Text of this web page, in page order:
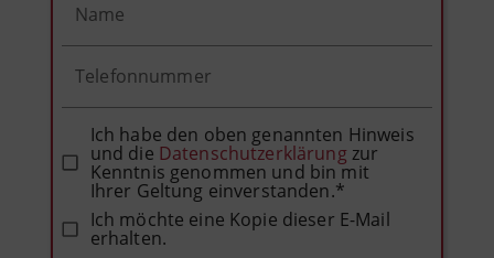
Name
Telefonnummer
Ich habe den oben genannten Hinweis
und die Datenschutzerklärung zur
Kenntnis genommen und bin mit
Ihrer Geltung einverstanden.*
Ich möchte eine Kopie dieser E-Mail
erhalten.